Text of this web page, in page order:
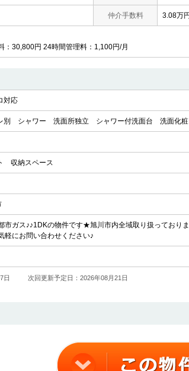
仲介手数料 3.08万円
：30,800円 24時間管理料：1,100円/月
対応
別 シャワー 洗面所独立 シャワー付洗面台 洗面化
収納スペース
市ガス♪♪1DKの物件です★旭川市内全域取り扱っておりま
軽にお問い合わせください♪
日 次回更新予定日：2026年08月21日